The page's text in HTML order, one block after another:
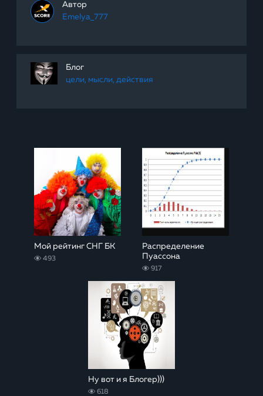
Автор
Emelya_777
Блог
цели, мысли, действия
Мой рейтинг СНГ БК
493
Распределение
Пуассона
917
Ну вот и я Блогер)))
618